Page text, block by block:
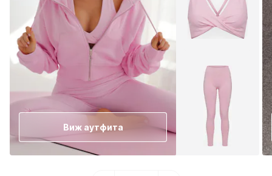
Виж аутфита